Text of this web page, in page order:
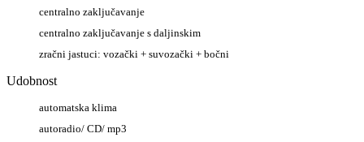
centralno zaključavanje
centralno zaključavanje s daljinskim
zračni jastuci: vozački + suvozački + bočni
Udobnost
automatska klima
autoradio/ CD/ mp3